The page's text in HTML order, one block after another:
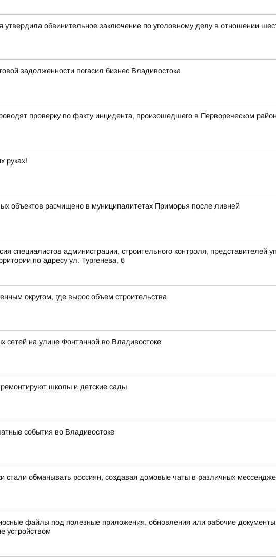
утвердила обвинительное заключение по уголовному делу в отношении
задолженности погасил бизнес Владивостока
проверку по факту инцидента, произошедшего в Первореческом
руках!
объектов расчищено в муниципалитетах Приморья после ливней
специалистов администрации, строительного контроля,
по адресу ул. Тургенева, 6
округом, где вырос объем строительства
сетей на улице Фонтанной во Владивостоке
школы и детские сады
события во Владивостоке
стали обманывать россиян, создавая домовые чаты в различных
файлы под полезные приложения, обновления или рабочие
устройством